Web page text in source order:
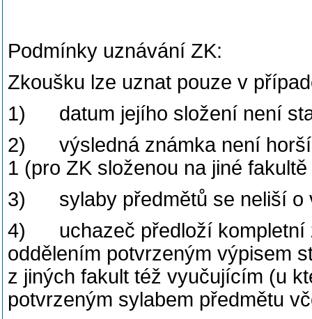
Podmínky uznávání ZK:
Zkoušku lze uznat pouze v
1) datum jejího složení není
2) výsledná známka není horší
1 (pro ZK složenou na jiné
3) sylaby předmětů se neliší o
4) uchazeč předloží kompletní
oddělením potvrzeným výpisem
z jiných fakult též vyučujícím (u
potvrzeným sylabem předmětu